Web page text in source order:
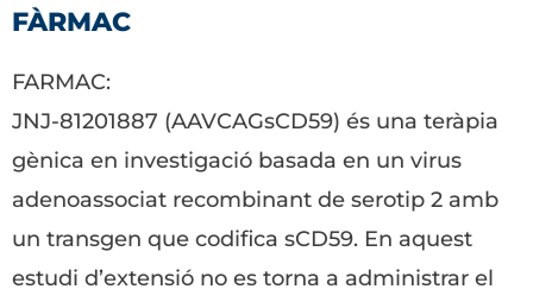
FÀRMAC
FARMAC:
JNJ-81201887 (AAVCAGsCD59) és una teràpia
gènica en investigació basada en un virus
adenoassociat recombinant de serotip 2 amb
un transgen que codifica sCD59. En aquest
estudi d’extensió no es torna a administrar el